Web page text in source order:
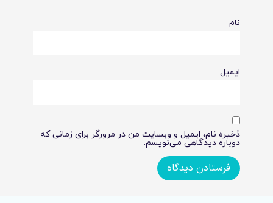
نام
ایمیل
ذخیره نام، ایمیل و وبسایت من در مرورگر برای زمانی که
دوباره دیدگاهی می‌نویسم.